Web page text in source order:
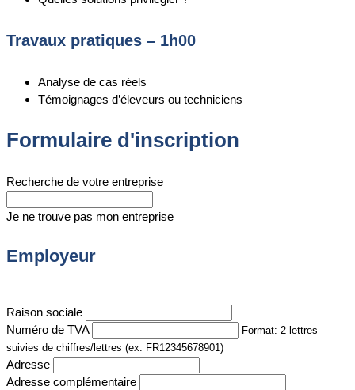
Travaux pratiques – 1h00
Analyse de cas réels
Témoignages d’éleveurs ou techniciens
Formulaire d'inscription
Recherche de votre entreprise
Je ne trouve pas mon entreprise
Employeur
Raison sociale
Numéro de TVA
Format: 2 lettres
suivies de chiffres/lettres (ex: FR12345678901)
Adresse
Adresse complémentaire